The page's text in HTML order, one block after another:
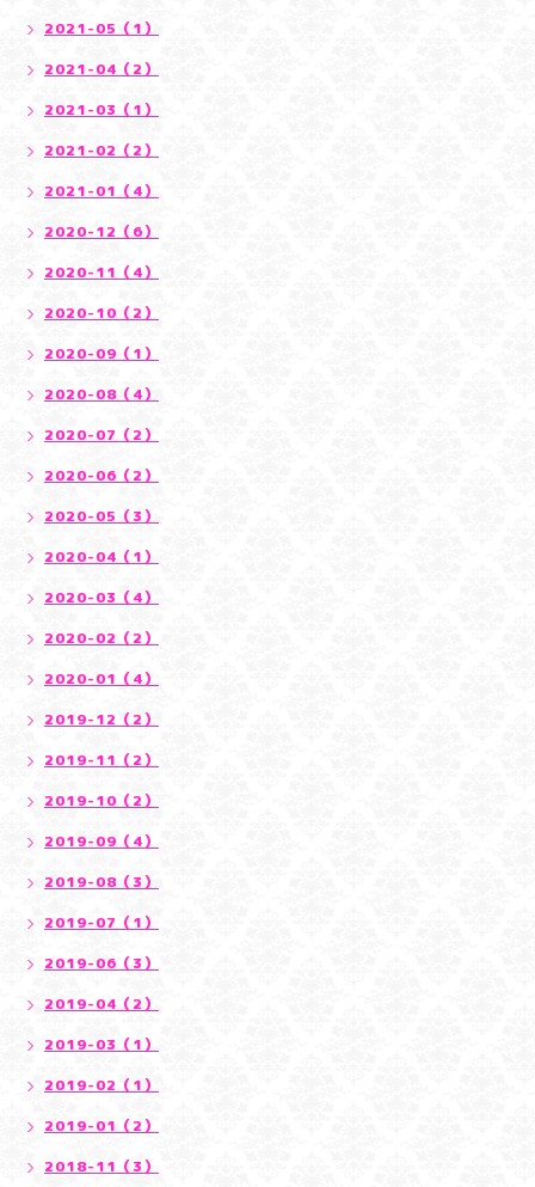
2021-05（1）
2021-04（2）
2021-03（1）
2021-02（2）
2021-01（4）
2020-12（6）
2020-11（4）
2020-10（2）
2020-09（1）
2020-08（4）
2020-07（2）
2020-06（2）
2020-05（3）
2020-04（1）
2020-03（4）
2020-02（2）
2020-01（4）
2019-12（2）
2019-11（2）
2019-10（2）
2019-09（4）
2019-08（3）
2019-07（1）
2019-06（3）
2019-04（2）
2019-03（1）
2019-02（1）
2019-01（2）
2018-11（3）